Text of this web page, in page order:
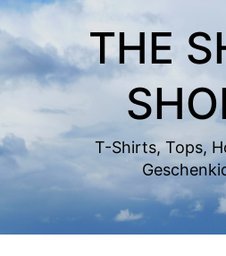
Zum
Inhalt
springen
THE
T-Shirts, Tops,